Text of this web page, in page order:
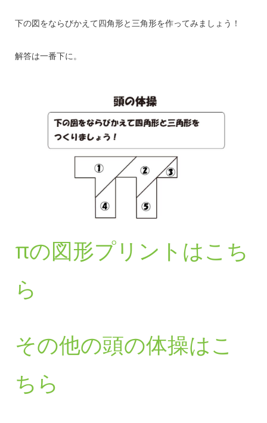
下の図をならびかえて四角形と三角形を作ってみましょう！
解答は一番下に。
πの図形プリントはこち
ら
その他の頭の体操はこ
ちら